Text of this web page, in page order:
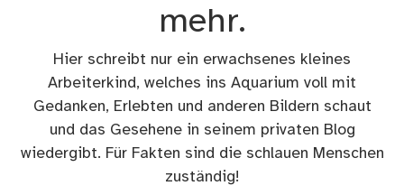
mehr.
Hier schreibt nur ein erwachsenes kleines
Arbeiterkind, welches ins Aquarium voll mit
Gedanken, Erlebten und anderen Bildern schaut
und das Gesehene in seinem privaten Blog
wiedergibt. Für Fakten sind die schlauen Menschen
zuständig!